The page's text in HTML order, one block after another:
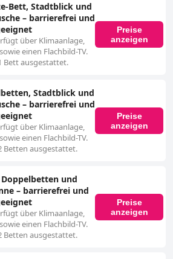
Bett, Stadtblick und
– barrierefrei und
über Klimaanlage,
einen Flachbild-TV.
Bett ausgestattet.
Preise
anzeigen
Stadtblick und
– barrierefrei und
über Klimaanlage,
einen Flachbild-TV.
Betten ausgestattet.
Preise
anzeigen
und
– barrierefrei und
über Klimaanlage,
einen Flachbild-TV.
Betten ausgestattet.
Preise
anzeigen